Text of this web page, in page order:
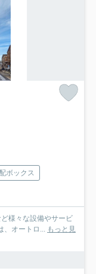
ボックス
様々な設備やサービ
、オートロ... もっと見